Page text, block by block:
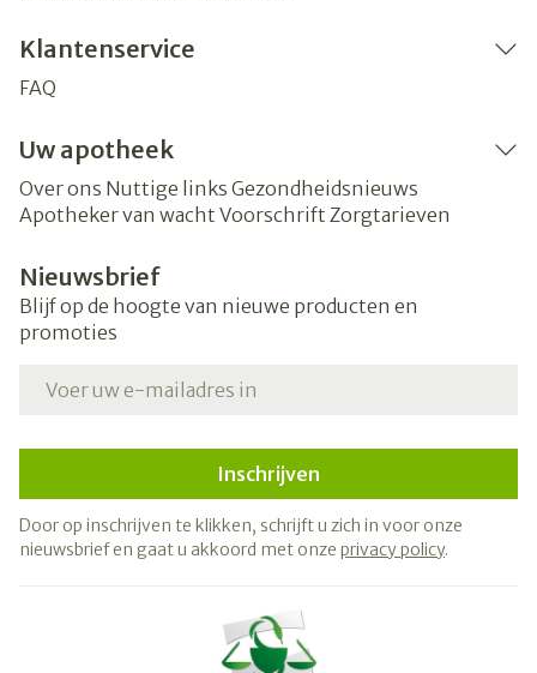
Klantenservice
FAQ
Uw apotheek
Over ons Nuttige links Gezondheidsnieuws
Apotheker van wacht Voorschrift Zorgtarieven
Nieuwsbrief
Blijf op de hoogte van nieuwe producten en
promoties
Inschrijven
Door op inschrijven te klikken, schrijft u zich in voor onze
nieuwsbrief en gaat u akkoord met onze privacy policy.